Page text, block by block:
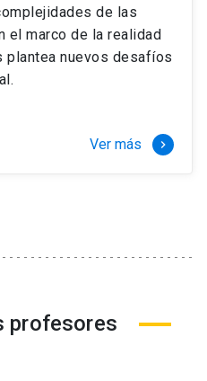
de las
el marco de la realidad
plantea nuevos desafíos
Ver más keyboard_arrow_right
profesores